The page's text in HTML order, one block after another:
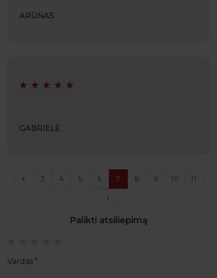
ARŪNAS
GABRIELĖ
< 3 4 5 6 7 8 9 10 11
>
Palikti atsiliepimą
Vardas